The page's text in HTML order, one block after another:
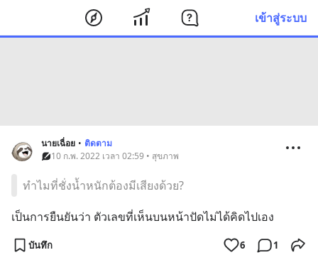
เข้าสู่ระบบ
นายเฉื่อย • ติดตาม
10 ก.พ. 2022 เวลา 02:59 • สุขภาพ
ทำไมที่ชั่งน้ำหนักต้องมีเสียงด้วย?
เป็นการยืนยันว่า ตัวเลขที่เห็นบนหน้าปัดไม่ได้คิดไปเอง
บันทึก 6 1